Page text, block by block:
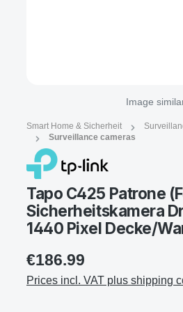
Image
Smart Home & Sicherheit
Surveillance cameras
Tapo C425 Patrone
Sicherheitskamera
1440 Pixel Decke/
€186.99
Prices incl. VAT plus shipping